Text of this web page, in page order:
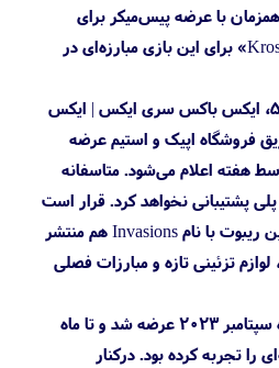
همزمان با عرضه پیس‌میکر برای
دارندگان کمبت پک ۱، «Krossplay» برای این بازی مبارزه‌ای در
این قابلیت برای پلی استیشن 5، ایکس باکس سری ایکس | ایکس
اپیک و استیم عرضه
هفته اعلام می‌شود. متاسفانه
پشتیبانی نخواهد کرد. قرار است
درکنار پیسمیکر، فصل چهارم این ریبوت با نام Invasions هم منتشر
تزئینی تازه و مبارزات فصلی
بازی Mortal Kombat 1 در ماه سپتامبر ۲۰۲۳ عرضه شد و تا ماه
نسخه‌ای را تجربه کرده بود. درکنار